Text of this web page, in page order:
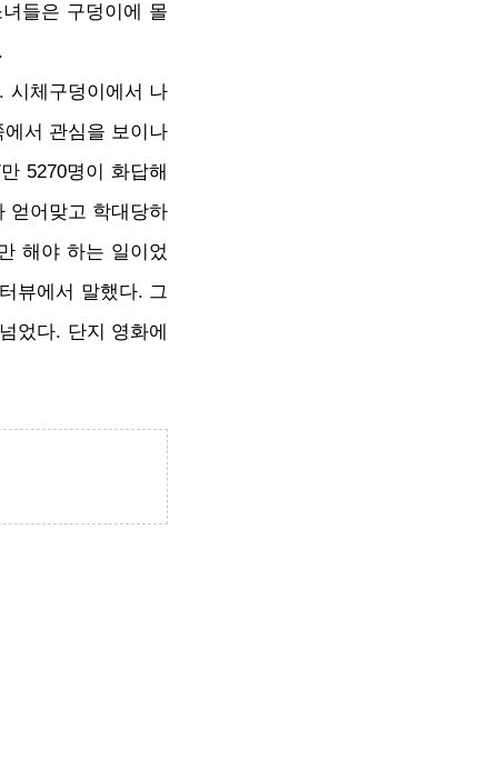
들은 구덩이에 몰
시체구덩이에서 나
서 관심을 보이나
5270명이 화답해
얻어맞고 학대당하
해야 하는 일이었
뷰에서 말했다. 그
었다. 단지 영화에